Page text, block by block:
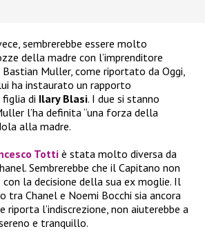
sembrerebbe essere molto
della madre con l’imprenditore
Bastian Muller, come riportato da Oggi,
ha instaurato un rapporto
di Ilary Blasi. I due si stanno
l’ha definita “una forza della
alla madre.
Totti è stata molto diversa da
Sembrerebbe che il Capitano non
con la decisione della sua ex moglie. Il
Chanel e Noemi Bocchi sia ancora
riporta l’indiscrezione, non aiuterebbe a
e tranquillo.